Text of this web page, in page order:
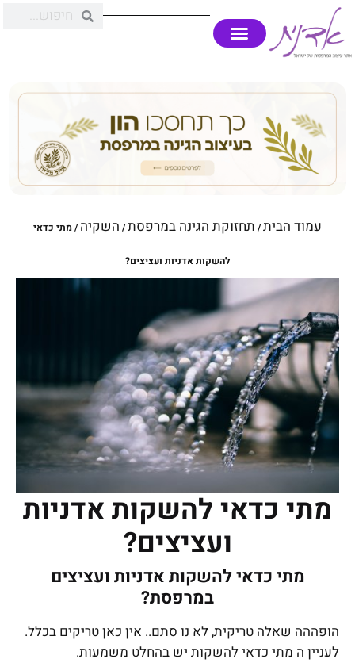
עמוד הבית/ תחזוקת הגינה במרפסת/ השקיה/ מתי כדאי
להשקות אדניות ועציצים?
מתי כדאי להשקות אדניות
ועציצים?
מתי כדאי להשקות אדניות ועציצים
במרפסת?
הופההה שאלה טריקית, לא נו סתם.. אין כאן טריקים בכלל.
לעניין ה מתי כדאי להשקות יש בהחלט משמעות.